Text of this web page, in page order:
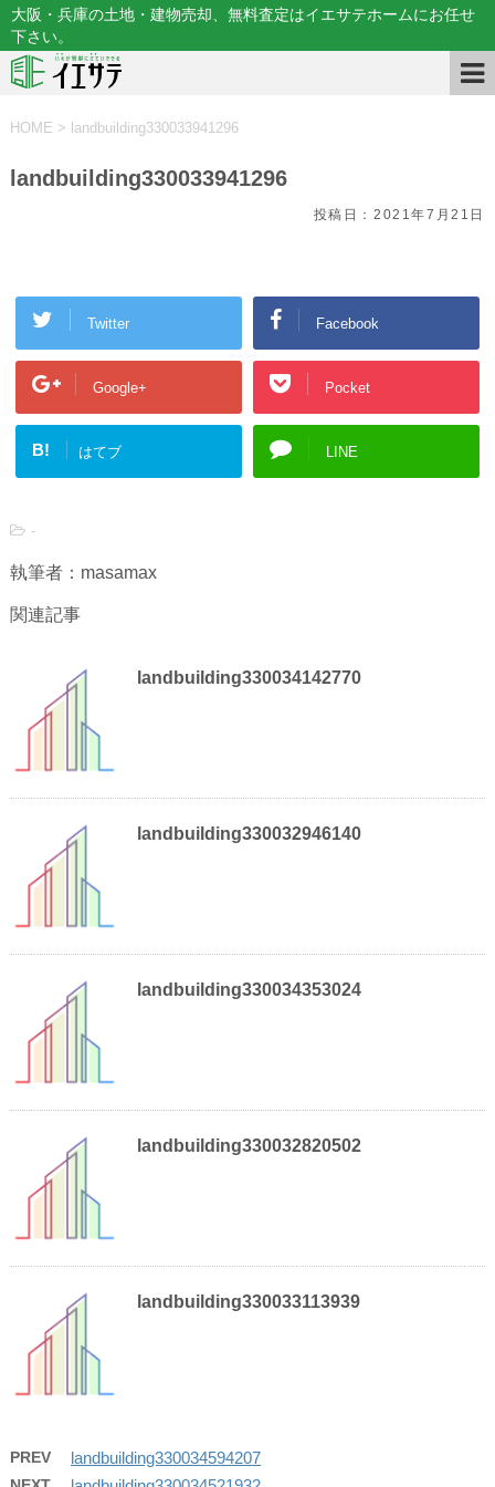
大阪・兵庫の土地・建物売却、無料査定はイエサテホームにお任せ
下さい。
HOME > landbuilding330033941296
landbuilding330033941296
投稿日：2021年7月21日
Twitter Facebook
Google+ Pocket
B! はてブ LINE
-
執筆者：masamax
関連記事
landbuilding330034142770
landbuilding330032946140
landbuilding330034353024
landbuilding330032820502
landbuilding330033113939
PREV landbuilding330034594207